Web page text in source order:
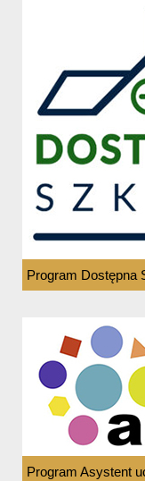
Program Dostępna
Program Asystent